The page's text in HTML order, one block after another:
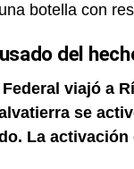
botella con
del
viajó a
se
La